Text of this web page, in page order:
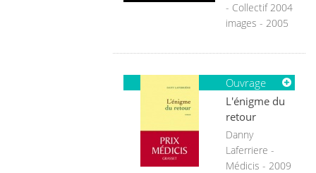
- Collectif 2004
images - 2005
Ouvrage
L'énigme du
retour
Danny
Laferriere -
Médicis - 2009